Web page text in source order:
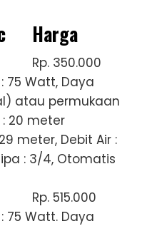
Harga
Rp. 350.000
75 Watt, Daya
atau permukaan
20 meter
meter, Debit Air :
: 3/4, Otomatis
Rp. 515.000
75 Watt. Daya